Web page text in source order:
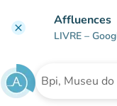
clear Affluences
LIVRE –
Procura uma